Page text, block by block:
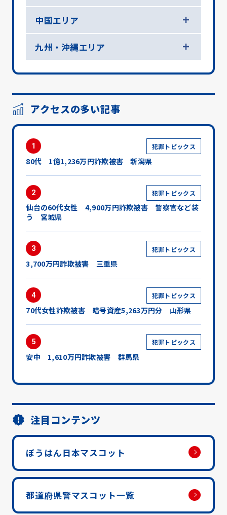
中国エリア
九州・沖縄エリア
アクセスの多い記事
1 犯罪トピックス
80代 1億1,236万円詐欺被害 新潟県
2 犯罪トピックス
仙台の60代女性 4,900万円詐欺被害 警察官など装
う 宮城県
3 犯罪トピックス
3,700万円詐欺被害 三重県
4 犯罪トピックス
70代女性詐欺被害 暗号資産5,263万円分 山形県
5 犯罪トピックス
安中 1,610万円詐欺被害 群馬県
注目コンテンツ
ぼうはん日本マスコット
都道府県警マスコット一覧